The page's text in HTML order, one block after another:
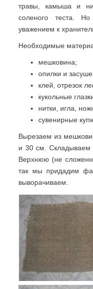
травы, камыша и
соленого теста.
уважением к
Необходимые
мешковина;
опилки и
клей, отрезок
кукольные
нитки, игла,
сувенирные
Вырезаем из
и 30 см. Складываем
Верхнюю (не
так мы придадим
выворачиваем.